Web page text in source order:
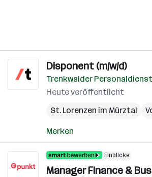
Disponent (m/w/d)
Trenkwalder
Heute veröffentlicht
St. Lorenzen im Mürztal
Merken
Einblicke
Manager Finance &